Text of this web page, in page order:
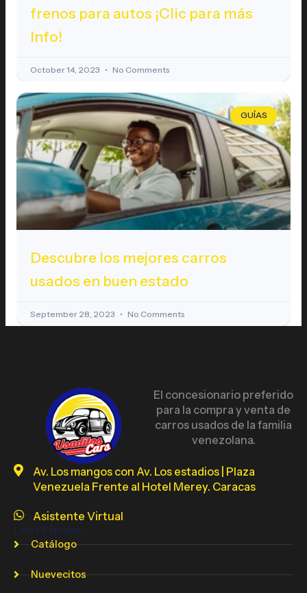
frenos para autos ¡Clic para más
Info!
October 14, 2023 No Comments
GUÍAS
Descubre los mejores carros
usados en buen estado
September 28, 2023 No Comments
El concesionario preferido
para la compra y venta de
carros usados de la familia
venezolana.
Av. Los mangos con Av. Los estadios | Plaza
Venezuela Frente al Hotel Merey. Caracas
Asistente Virtual
Links Rápidos
Catálogo
Nuevecitos